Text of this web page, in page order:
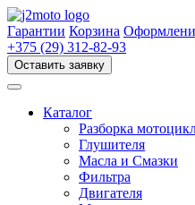
Перейти
к
содержимому
Гарантии Корзина
+375 (29) 312-82-93
Оставить заявку
Каталог
Разборка
Глушителя
Масла и Смазки
Фильтра
Двигателя